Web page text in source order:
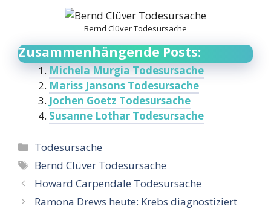
Bernd Clüver Todesursache
Zusammenhängende Posts:
Michela Murgia Todesursache
Mariss Jansons Todesursache
Jochen Goetz Todesursache
Susanne Lothar Todesursache
Categories
Todesursache
Tags
Bernd Clüver Todesursache
Howard Carpendale Todesursache
Ramona Drews heute: Krebs diagnostiziert